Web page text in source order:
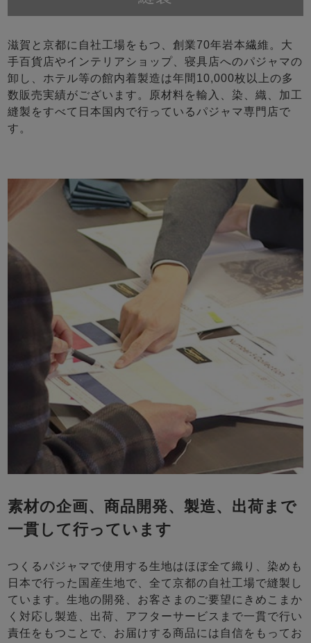
滋賀と京都に自社工場をもつ、創業70年岩本繊維。大
手百貨店やインテリアショップ、寝具店へのパジャマの
卸し、ホテル等の館内着製造は年間10,000枚以上の多
数販売実績がございます。原材料を輸入、染、織、加工
縫製をすべて日本国内で行っているパジャマ専門店で
す。
素材の企画、商品開発、製造、出荷まで
一貫して行っています
つくるパジャマで使用する生地はほぼ全て織り、染めも
日本で行った国産生地で、全て京都の自社工場で縫製し
ています。生地の開発、お客さまのご要望にきめこまか
く対応し製造、出荷、アフターサービスまで一貫で行い
責任をもつことで、お届けする商品には自信をもってお